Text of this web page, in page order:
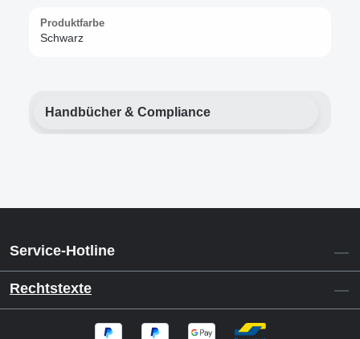
Produktfarbe
Schwarz
Handbücher & Compliance
Service-Hotline
Rechtstexte